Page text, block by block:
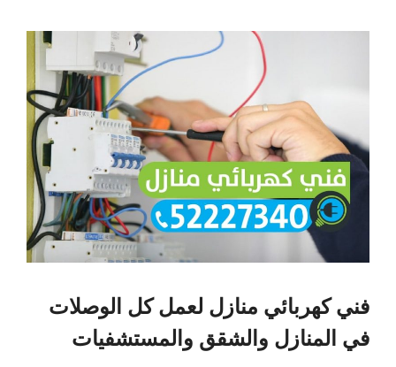
فني كهربائي منازل لعمل كل الوصلات
في المنازل والشقق والمستشفيات